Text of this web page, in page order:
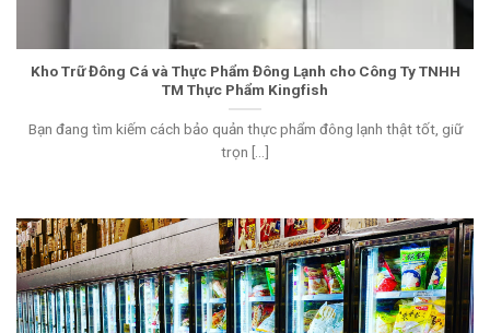
Kho Trữ Đông Cá và Thực Phẩm Đông Lạnh cho Công Ty TNHH
TM Thực Phẩm Kingfish
Bạn đang tìm kiếm cách bảo quản thực phẩm đông lạnh thật tốt, giữ
trọn [...]